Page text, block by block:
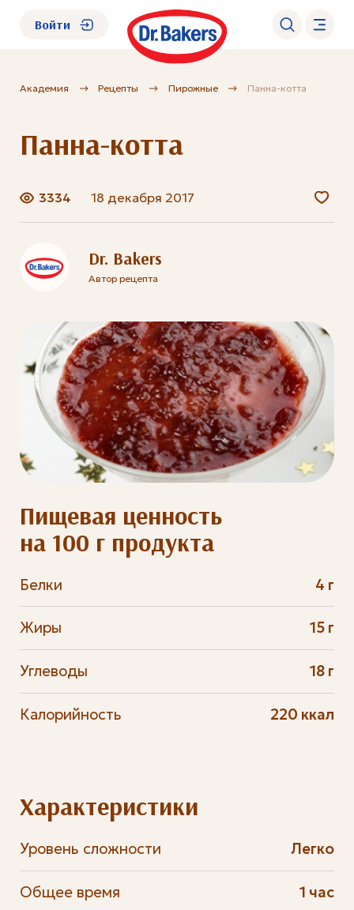
О нас
Каталог
Академия
Войти
Академия Рецепты Пирожные Панна-котта
Панна-котта
3334 18 декабря 2017
Dr. Bakers
Автор рецепта
Пищевая ценность
на 100 г продукта
Белки 4 г
Жиры 15 г
Углеводы 18 г
Калорийность 220 ккал
Характеристики
Уровень сложности Легко
Общее время 1 час